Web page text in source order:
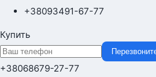
+38093491-67-77
Купить
+38068679-27-77